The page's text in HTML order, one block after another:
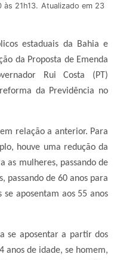
às 21h13. Atualizado em 23
estaduais da Bahia e
da Proposta de Emenda
Rui Costa (PT)
da Previdência no
relação a anterior. Para
houve uma redução da
as mulheres, passando de
passando de 60 anos para
aposentam aos 55 anos
se aposentar a partir dos
anos de idade, se homem,